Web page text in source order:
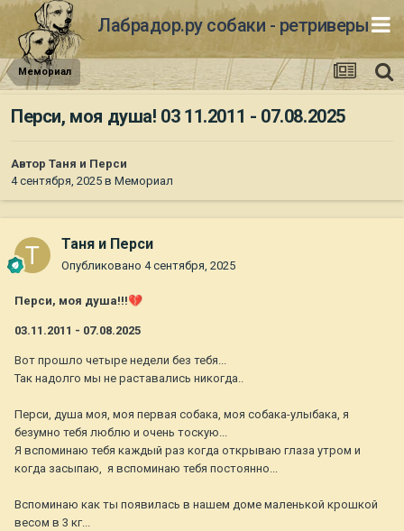
Лабрадор.ру собаки - ретриверы
Мемориал
Перси, моя душа! 03 11.2011 - 07.08.2025
Автор Таня и Перси
4 сентября, 2025 в Мемориал
Таня и Перси
Опубликовано 4 сентября, 2025
Перси, моя душа!!!💔
03.11.2011 - 07.08.2025
Вот прошло четыре недели без тебя...
Так надолго мы не раставались никогда..
Перси, душа моя, моя первая собака, моя собака-улыбака, я
безумно тебя люблю и очень тоскую...
Я вспоминаю тебя каждый раз когда открываю глаза утром и
когда засыпаю, я вспоминаю тебя постоянно...
Вспоминаю как ты появилась в нашем доме маленькой крошкой
весом в 3 кг...